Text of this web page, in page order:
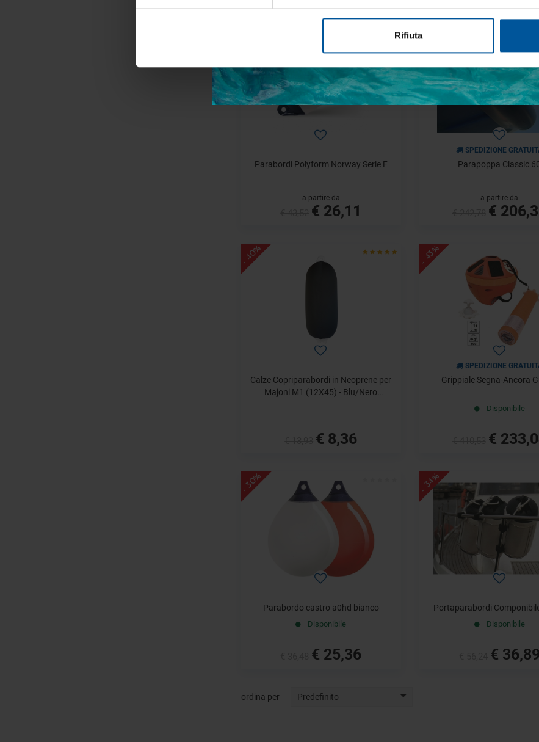
Accetto trattamento dati personali
ISCRIVITI
Rifiuta
Parabordi Polyform Norway Serie F
a partire da
€ 26,11
- 15%
SPEDIZIONE
Parapoppa Classic
a partire da
€
- 40%
Calze Copriparabordi in Neoprene per
Majoni M1 (12X45) - Blu/Nero
€ 8,36
- 43%
SPEDIZIONE
Grippiale Segna-Ancora
Disponibile
€
- 30%
Parabordo castro a0hd bianco
Disponibile
€ 25,36
- 34%
Portaparabordi
Disponibile
€ 36,89
ordina per Predefinito